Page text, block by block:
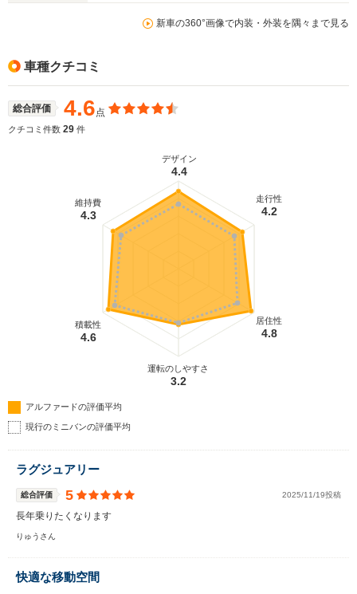
新車の360°画像で内装・外装を隅々まで見る
車種クチコミ
総合評価 4.6点
クチコミ件数 29 件
デザイン
4.4
走行性
4.2
居住性
4.8
運転のしやすさ
3.2
積載性
4.6
維持費
4.3
アルファードの評価平均
現行のミニバンの評価平均
ラグジュアリー
総合評価 5 2025/11/19投稿
長年乗りたくなります
りゅうさん
快適な移動空間